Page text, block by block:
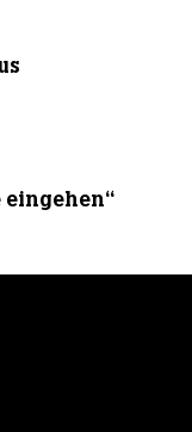
eingehen“